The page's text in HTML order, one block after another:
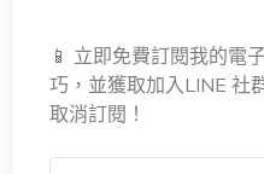
📱 立即免費訂閱我的電
巧，並獲取加入LINE 社
取消訂閱！